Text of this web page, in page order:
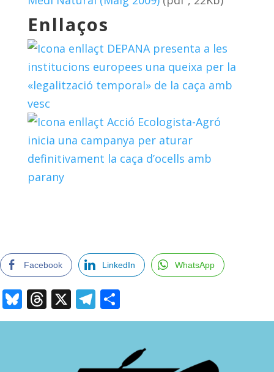
Enllaços
DEPANA presenta a les
institucions europees una queixa per la
«legalització temporal» de la caça amb
vesc
Acció Ecologista-Agró
inicia una campanya per aturar
definitivament la caça d’ocells amb
parany
Facebook LinkedIn WhatsApp
Bluesky
Threads
X Telegram